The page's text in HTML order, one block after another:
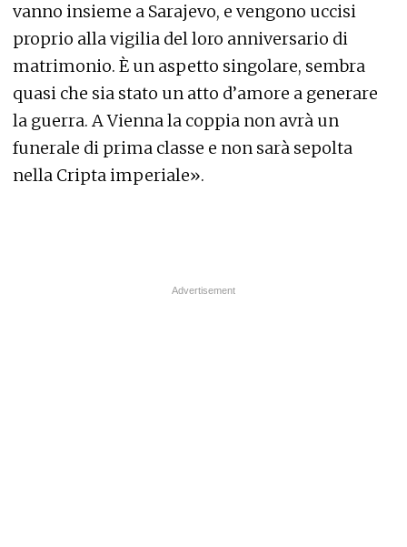
vanno insieme a Sarajevo, e vengono uccisi
proprio alla vigilia del loro anniversario di
matrimonio. È un aspetto singolare, sembra
quasi che sia stato un atto d’amore a generare
la guerra. A Vienna la coppia non avrà un
funerale di prima classe e non sarà sepolta
nella Cripta imperiale».